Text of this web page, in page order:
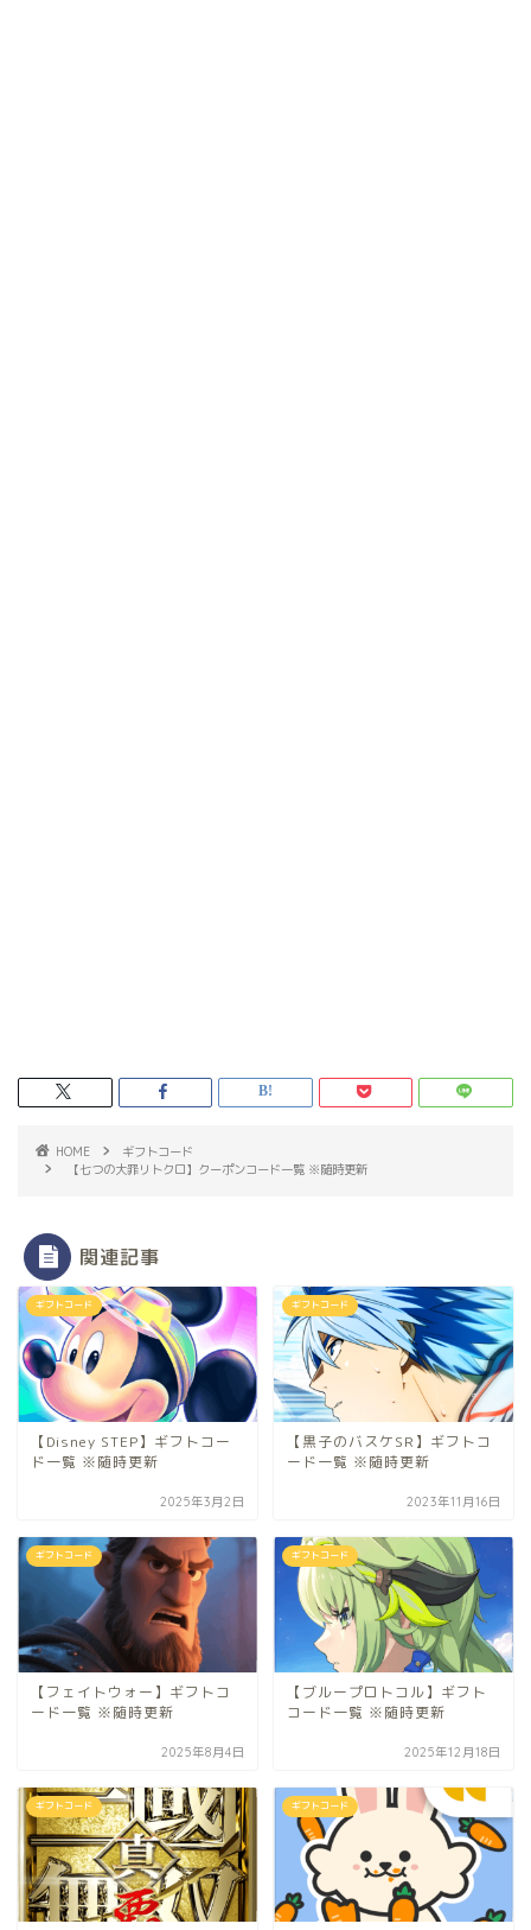
HOME
ギフトコード
【七つの大罪リトクロ】クーポンコード一覧 ※随時更新
関連記事
ギフトコード
【Disney STEP】ギフトコー
ド一覧 ※随時更新
2025年3月2日
ギフトコード
【黒子のバスケSR】ギフトコ
ード一覧 ※随時更新
2023年11月16日
ギフトコード
【フェイトウォー】ギフトコ
ード一覧 ※随時更新
2025年8月4日
ギフトコード
【ブループロトコル】ギフト
コード一覧 ※随時更新
2025年12月18日
ギフトコード ギフトコード